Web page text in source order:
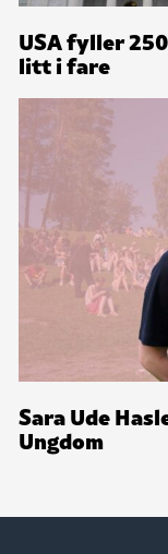
USA fyller
litt i fare
Sara Ude
Ungdom